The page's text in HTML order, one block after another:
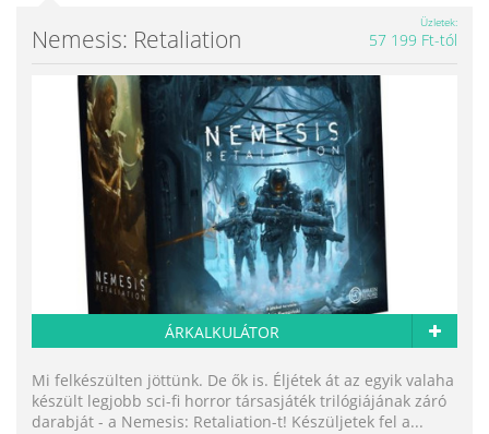
Nemesis: Retaliation
Üzletek
57 199 Ft-tól
ÁRKALKULÁTOR
Mi felkészülten jöttünk. De ők is. Éljétek át az egyik valaha
készült legjobb sci-fi horror társasjáték trilógiájának záró
darabját - a Nemesis: Retaliation-t! Készüljetek fel a...